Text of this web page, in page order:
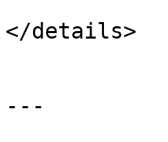
</details>
---